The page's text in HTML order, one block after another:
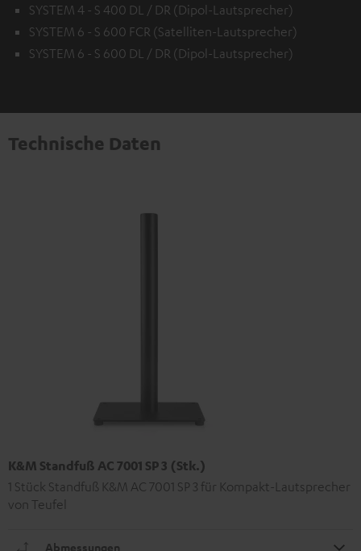
SYSTEM 4 - S 400 DL / DR (Dipol-Lautsprecher)
SYSTEM 6 - S 600 FCR (Satelliten-Lautsprecher)
SYSTEM 6 - S 600 DL / DR (Dipol-Lautsprecher)
Technische Daten
K&M Standfuß AC 7001 SP 3 (Stk.)
1 Stück Standfuß K&M AC 7001 SP 3 für Kompakt-Lautsprecher
von Teufel
Abmessungen